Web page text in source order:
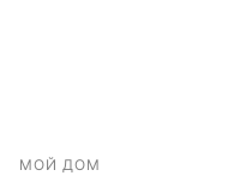
МОЙ ДОМ